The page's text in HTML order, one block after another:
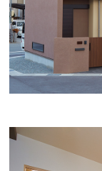
モデルハウス紹介
お客様の声
会社案内